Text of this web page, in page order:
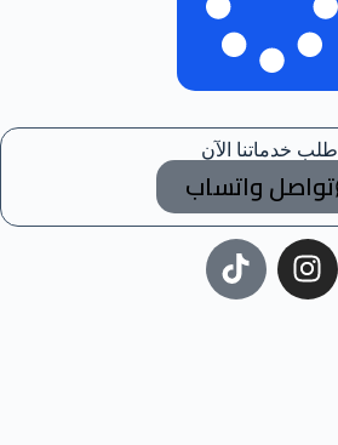
اطلب خدماتنا الآن
تواصل واتساب